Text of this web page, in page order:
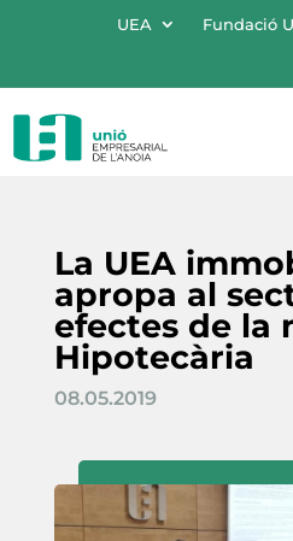
UEA Fundació
La UEA
apropa al
efectes de la
Hipotecària
08.05.2019